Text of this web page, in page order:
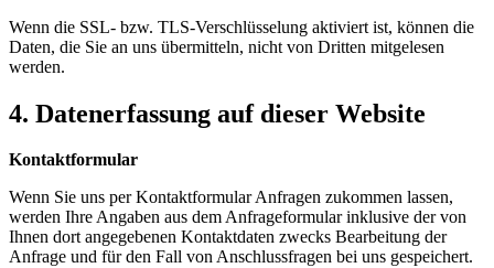
Wenn die SSL- bzw. TLS-Verschlüsselung aktiviert ist, können die
Daten, die Sie an uns übermitteln, nicht von Dritten mitgelesen
werden.
4. Datenerfassung auf dieser Website
Kontaktformular
Wenn Sie uns per Kontaktformular Anfragen zukommen lassen,
werden Ihre Angaben aus dem Anfrageformular inklusive der von
Ihnen dort angegebenen Kontaktdaten zwecks Bearbeitung der
Anfrage und für den Fall von Anschlussfragen bei uns gespeichert.